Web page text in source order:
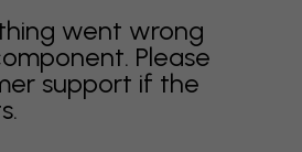
went wrong
Please
support if the